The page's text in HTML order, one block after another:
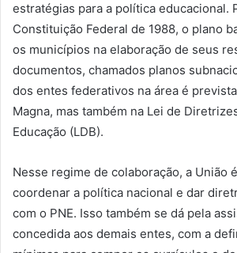
estratégias para a política educacional.
Constituição Federal de 1988, o plano
os municípios na elaboração de seus
documentos, chamados planos
dos entes federativos na área é
Magna, mas também na Lei de
Educação (LDB).
Nesse regime de colaboração, a União
coordenar a política nacional e dar
com o PNE. Isso também se dá pela
concedida aos demais entes, com a